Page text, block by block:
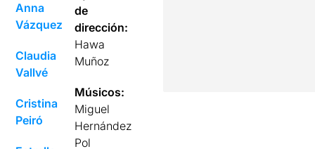
Anna
Vázquez
Claudia
Vallvé
Cristina
Peiró
de
dirección:
Hawa
Muñoz
Músicos:
Miguel
Hernández
Pol